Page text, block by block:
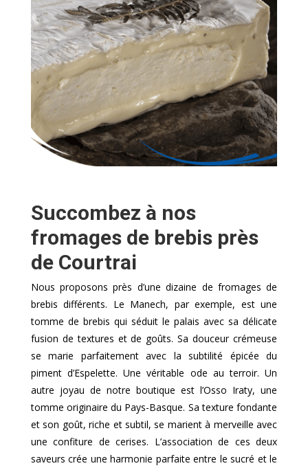
Succombez à nos
fromages de brebis près
de Courtrai
Nous proposons près d’une dizaine de fromages de
brebis différents. Le Manech, par exemple, est une
tomme de brebis qui séduit le palais avec sa délicate
fusion de textures et de goûts. Sa douceur crémeuse
se marie parfaitement avec la subtilité épicée du
piment d’Espelette. Une véritable ode au terroir. Un
autre joyau de notre boutique est l’Osso Iraty, une
tomme originaire du Pays-Basque. Sa texture fondante
et son goût, riche et subtil, se marient à merveille avec
une confiture de cerises. L’association de ces deux
saveurs crée une harmonie parfaite entre le sucré et le